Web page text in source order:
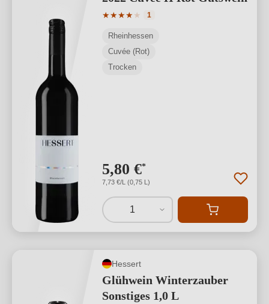
★★★★★
Durchschnittliche Bewertung von 4
1
Rheinhessen
Cuvée (Rot)
Trocken
5,80 €*
7,73 €/L (0,75 L)
1
Hessert
Glühwein Winterzauber
Sonstiges 1,0 L